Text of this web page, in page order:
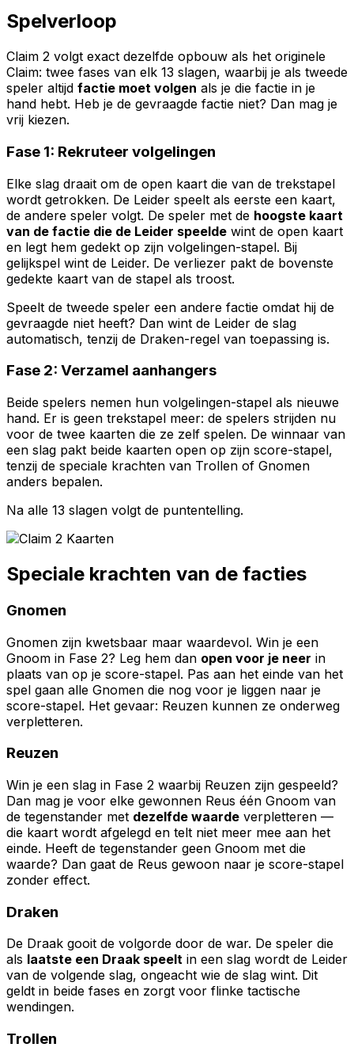
Spelverloop
Claim 2 volgt exact dezelfde opbouw als het originele
Claim: twee fases van elk 13 slagen, waarbij je als tweede
speler altijd factie moet volgen als je die factie in je
hand hebt. Heb je de gevraagde factie niet? Dan mag je
vrij kiezen.
Fase 1: Rekruteer volgelingen
Elke slag draait om de open kaart die van de trekstapel
wordt getrokken. De Leider speelt als eerste een kaart,
de andere speler volgt. De speler met de hoogste kaart
van de factie die de Leider speelde wint de open kaart
en legt hem gedekt op zijn volgelingen-stapel. Bij
gelijkspel wint de Leider. De verliezer pakt de bovenste
gedekte kaart van de stapel als troost.
Speelt de tweede speler een andere factie omdat hij de
gevraagde niet heeft? Dan wint de Leider de slag
automatisch, tenzij de Draken-regel van toepassing is.
Fase 2: Verzamel aanhangers
Beide spelers nemen hun volgelingen-stapel als nieuwe
hand. Er is geen trekstapel meer: de spelers strijden nu
voor de twee kaarten die ze zelf spelen. De winnaar van
een slag pakt beide kaarten open op zijn score-stapel,
tenzij de speciale krachten van Trollen of Gnomen
anders bepalen.
Na alle 13 slagen volgt de puntentelling.
Speciale krachten van de facties
Gnomen
Gnomen zijn kwetsbaar maar waardevol. Win je een
Gnoom in Fase 2? Leg hem dan open voor je neer in
plaats van op je score-stapel. Pas aan het einde van het
spel gaan alle Gnomen die nog voor je liggen naar je
score-stapel. Het gevaar: Reuzen kunnen ze onderweg
verpletteren.
Reuzen
Win je een slag in Fase 2 waarbij Reuzen zijn gespeeld?
Dan mag je voor elke gewonnen Reus één Gnoom van
de tegenstander met dezelfde waarde verpletteren —
die kaart wordt afgelegd en telt niet meer mee aan het
einde. Heeft de tegenstander geen Gnoom met die
waarde? Dan gaat de Reus gewoon naar je score-stapel
zonder effect.
Draken
De Draak gooit de volgorde door de war. De speler die
als laatste een Draak speelt in een slag wordt de Leider
van de volgende slag, ongeacht wie de slag wint. Dit
geldt in beide fases en zorgt voor flinke tactische
wendingen.
Trollen